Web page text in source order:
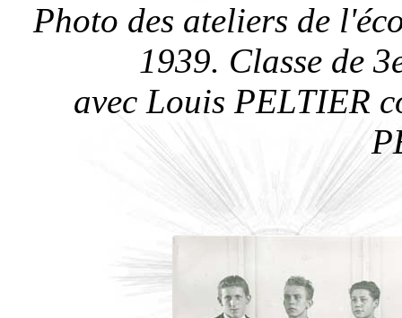
Photo des ateliers de
1939. Classe de
avec Louis PELTIER